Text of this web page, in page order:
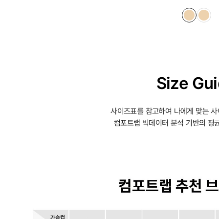
Size
사이즈표를 참고하여 나에게 맞는
컴포트랩 빅데이터 분석 기반의 평